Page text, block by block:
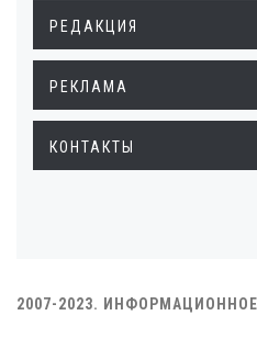
РЕДАКЦИЯ
РЕКЛАМА
КОНТАКТЫ
2007-2023.